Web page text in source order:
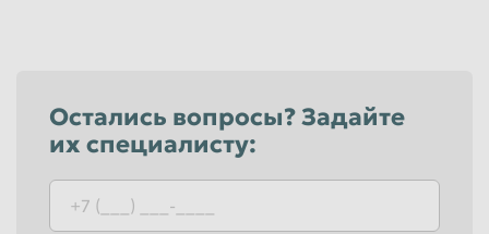
Остались вопросы? Задайте
их специалисту: